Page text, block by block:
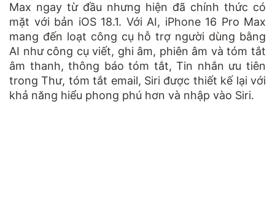
Max ngay từ đầu nhưng hiện đã chính thức có
mặt với bản iOS 18.1. Với AI, iPhone 16 Pro Max
mang đến loạt công cụ hỗ trợ người dùng bằng
AI như công cụ viết, ghi âm, phiên âm và tóm tắt
âm thanh, thông báo tóm tắt, Tin nhắn ưu tiên
trong Thư, tóm tắt email, Siri được thiết kế lại với
khả năng hiểu phong phú hơn và nhập vào Siri.